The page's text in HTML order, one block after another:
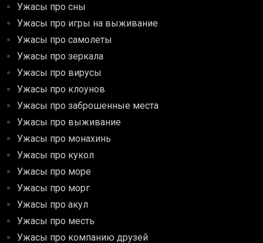
Ужасы про сны
Ужасы про игры на выживание
Ужасы про самолеты
Ужасы про зеркала
Ужасы про вирусы
Ужасы про клоунов
Ужасы про заброшенные места
Ужасы про выживание
Ужасы про монахинь
Ужасы про кукол
Ужасы про море
Ужасы про морг
Ужасы про акул
Ужасы про месть
Ужасы про компанию друзей